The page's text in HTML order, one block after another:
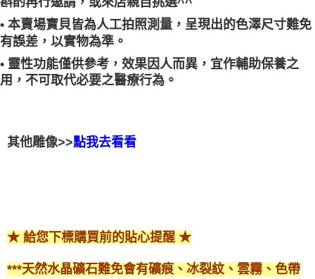
• 本賣場寶貝皆為人工拍照測量，呈現出的色澤尺寸難免
有誤差，以實物為準。
• 靈性功能僅供參考，效果因人而異，宜作輔助保養之
用，不可取代必要之醫療行為。
其他雕像>>點我去看看
★ 給您下標購買前的貼心提醒 ★
***天然水晶礦石難免會有礦痕、冰裂紋、雲霧、色帶